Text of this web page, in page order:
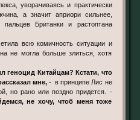
уворачиваясь и практически
а значит априори сильнее,
Британки и растоптана
всю комичность ситуации и
не могла больше злиться, хотя
геноцид Китайцам? Кстати, что
мне, - в принципе Лис не
но рано или поздно придется. -
не хочу, чтоб меня тоже